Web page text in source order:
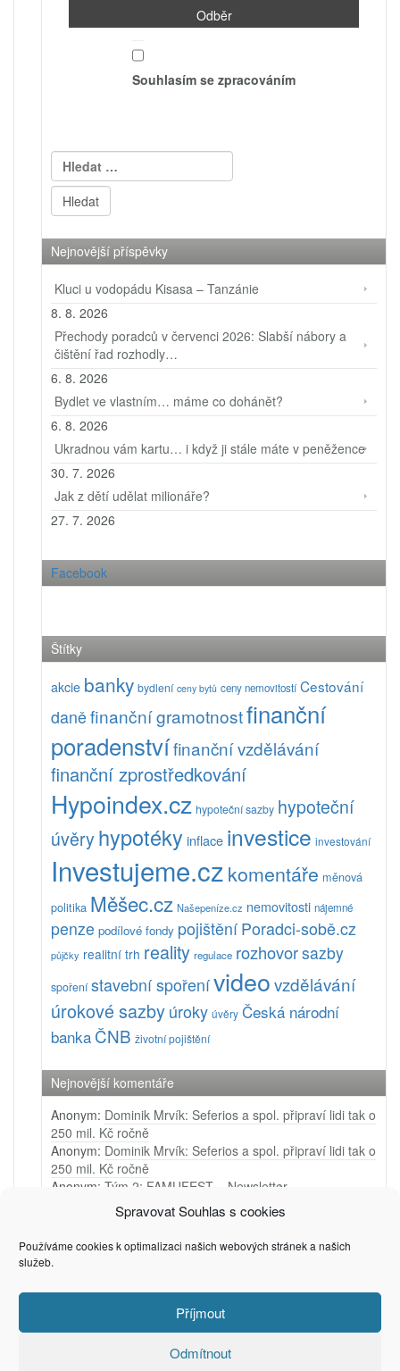
Spravovat Souhlas s cookies
Používáme cookies k optimalizaci našich webových stránek a našich
služeb.
Příjmout
Odmítnout
Souhlasím se zpracováním
Vyhledávání
Nejnovější příspěvky
Kluci u vodopádu Kisasa – Tanzánie
8. 8. 2026
Přechody poradců v červenci 2026: Slabší nábory a
čištění řad rozhodly…
6. 8. 2026
Bydlet ve vlastním… máme co dohánět?
6. 8. 2026
Ukradnou vám kartu… i když ji stále máte v peněžence
30. 7. 2026
Jak z dětí udělat milionáře?
27. 7. 2026
Facebook
Štítky
akcie banky bydlení ceny bytů ceny nemovitostí Cestování
daněfinanční gramotnostfinanční
poradenstvífinanční vzdělávání
finanční zprostředkování
Hypoindex.cz hypoteční sazby hypoteční
úvěryhypotéky inflace investice investování
Investujeme.czkomentáře měnová
politika Měšec.cz Našepeníze.cz nemovitosti nájemné
penze podílové fondy pojištěníPoradci-sobě.cz
půjčky realitní trh reality regulace rozhovorsazby
spoření stavební spořenívideovzdělávání
úrokové sazbyúroky úvěry Česká národní
banka ČNB životní pojištění
Nejnovější komentáře
Anonym: Dominik Mrvík: Seferios a spol. připraví lidi tak o
250 mil. Kč ročně
Anonym: Dominik Mrvík: Seferios a spol. připraví lidi tak o
250 mil. Kč ročně
Anonym: Tým 2: FAMUFEST – Newsletter
Tým 1: Ji.hlava – Newsletter
Tým 4: Very Merry Arts – PR video
Petr Zámečník
Privacy & Cookies: This site uses cookies. By continuing to use this
website, you agree to their use.
To find out more, including how to control cookies, see here: